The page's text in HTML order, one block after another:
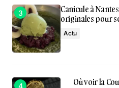
Canicule à
originales pour
Actu
Où voir la